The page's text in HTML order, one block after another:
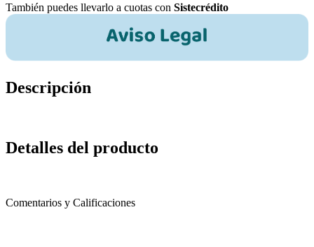
También puedes llevarlo a cuotas con Sistecrédito
Descripción
Detalles del producto
Comentarios y Calificaciones